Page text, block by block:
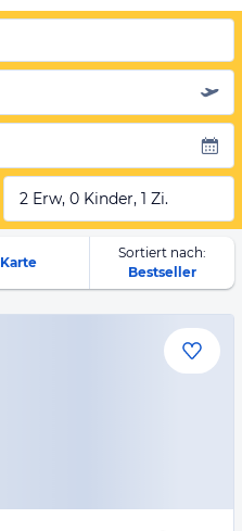
2 Erw, 0 Kinder, 1 Zi.
Karte
Sortiert nach:
Bestseller